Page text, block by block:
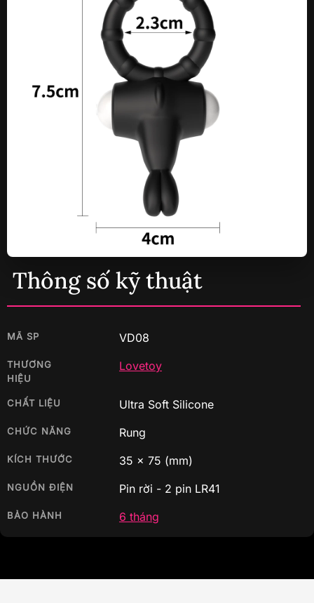
Thông số kỹ thuật
MÃ SP VD08
THƯƠNG
HIỆU
Lovetoy
CHẤT LIỆU Ultra Soft Silicone
CHỨC NĂNG Rung
KÍCH THƯỚC 35 x 75 (mm)
NGUỒN ĐIỆN Pin rời - 2 pin LR41
BẢO HÀNH 6 tháng